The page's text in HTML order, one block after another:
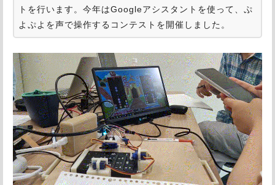
トを行います。今年はGoogleアシスタントを使って、ぷ
よぷよを声で操作するコンテストを開催しました。